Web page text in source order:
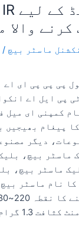
پی سی فیس شیلڈ کے لیے IR
والا
ماسٹر بیچ /
پی پی پی ای اے
کمپنی ای میل
پیغام بھیجیں
دیگر
ماسٹر بیچ،
ماسٹر بیچ،
نام ماسٹر
انڈیکس 8-15